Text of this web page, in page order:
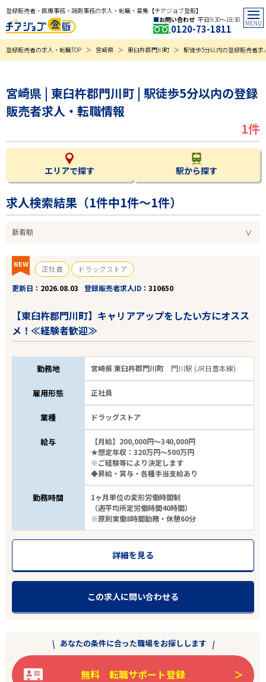
登録販売者・医療事務・調剤事務の求人・転職・募集【チアジョブ登販】
お問い合わせ 平日9:30〜18:30
0120-73-1811
登録販売者の求人・転職TOP 宮崎県 東臼杵郡門川町 駅徒歩5分以内の登録販売者求
宮崎県 | 東臼杵郡門川町 | 駅徒歩5分以内の登録
販売者求人・転職情報
1件
エリアで探す 駅から探す
求人検索結果（1件中1件～1件）
NEW 正社員
ドラッグストア
更新日
2026.08.03 登録販売者求人ID 310650
【東臼杵郡門川町】キャリアアップをしたい方にオスス
メ！≪経験者歓迎≫
勤務地 宮崎県 東臼杵郡門川町 門川駅 (JR日豊本線)
雇用形態 正社員
業種 ドラッグストア
給与
【月給】200,000円～340,000円
★想定年収：320万円～500万円
※ご経験等により決定します
◆昇給・賞与・各種手当支給あり
勤務時間
1ヶ月単位の変形労働時間制
（週平均所定労働時間40時間）
※原則実働8時間勤務・休憩60分
詳細を見る
この求人に問い合わせる
あなたの条件に合った職場をお探しします
無料 転職サポート登録